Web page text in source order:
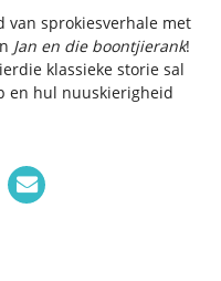
van sprokiesverhale met
Jan en die boontjierank!
klassieke storie sal
en hul nuuskierigheid